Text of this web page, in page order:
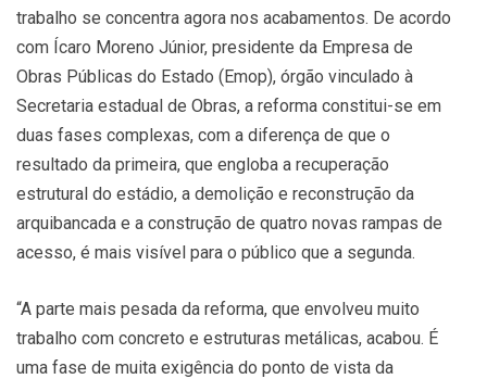
trabalho se concentra agora nos acabamentos. De acordo
com Ícaro Moreno Júnior, presidente da Empresa de
Obras Públicas do Estado (Emop), órgão vinculado à
Secretaria estadual de Obras, a reforma constitui-se em
duas fases complexas, com a diferença de que o
resultado da primeira, que engloba a recuperação
estrutural do estádio, a demolição e reconstrução da
arquibancada e a construção de quatro novas rampas de
acesso, é mais visível para o público que a segunda.
“A parte mais pesada da reforma, que envolveu muito
trabalho com concreto e estruturas metálicas, acabou. É
uma fase de muita exigência do ponto de vista da